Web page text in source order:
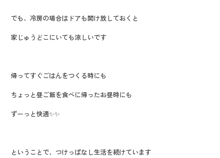
でも、冷房の場合はドアも開け放しておくと
家じゅうどこにいても涼しいです
帰ってすぐごはんをつくる時にも
ちょっと昼ご飯を食べに帰ったお昼時にも
ずーっと快適✨✨
ということで、つけっぱなし生活を続けています